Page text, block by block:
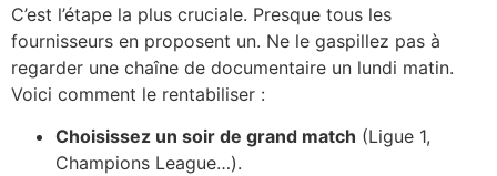
C’est l’étape la plus cruciale. Presque tous les
fournisseurs en proposent un. Ne le gaspillez pas à
regarder une chaîne de documentaire un lundi matin.
Voici comment le rentabiliser :
Choisissez un soir de grand match (Ligue 1,
Champions League…).